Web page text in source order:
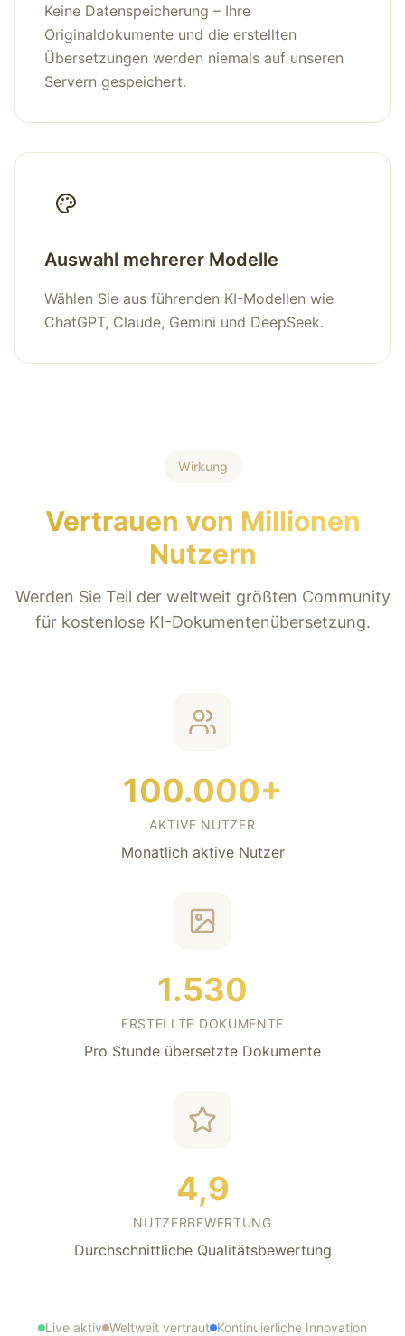
Keine Datenspeicherung – Ihre
Originaldokumente und die erstellten
Übersetzungen werden niemals auf unseren
Servern gespeichert.
Auswahl mehrerer Modelle
Wählen Sie aus führenden KI-Modellen wie
ChatGPT, Claude, Gemini und DeepSeek.
Wirkung
Vertrauen von Millionen
Nutzern
Werden Sie Teil der weltweit größten Community
für kostenlose KI-Dokumentenübersetzung.
100.000+
AKTIVE NUTZER
Monatlich aktive Nutzer
1.530
ERSTELLTE DOKUMENTE
Pro Stunde übersetzte Dokumente
4,9
NUTZERBEWERTUNG
Durchschnittliche Qualitätsbewertung
Live aktiv Weltweit vertraut Kontinuierliche Innovation